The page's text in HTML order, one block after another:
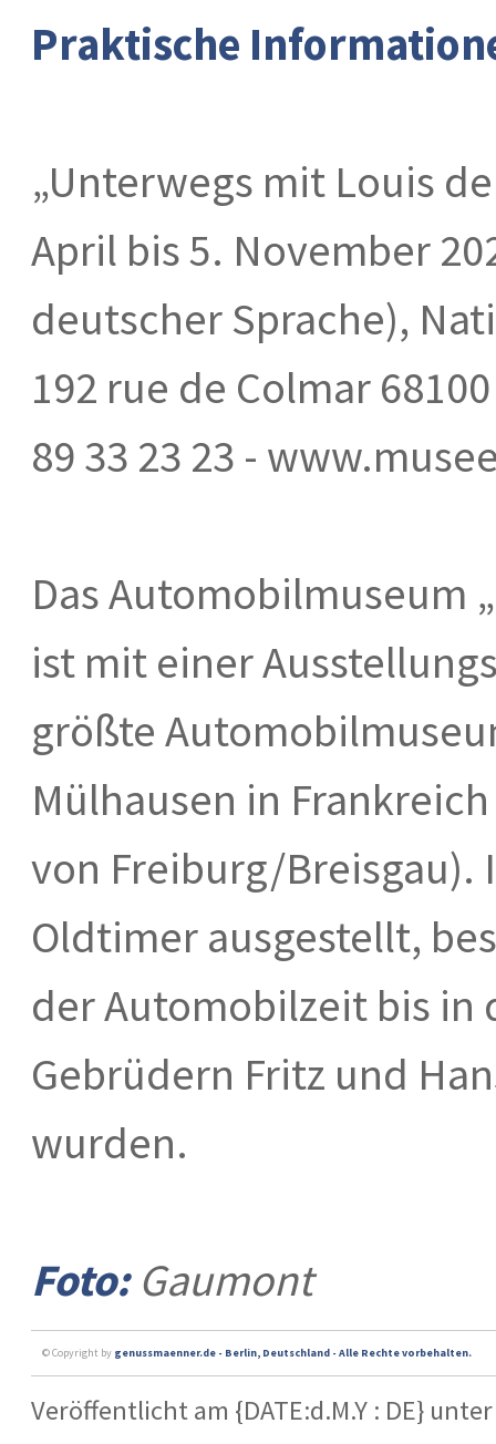
Praktische
„Unterwegs mit Louis
April bis 5. November
deutscher Sprache),
192 rue de Colmar
89 33 23 23 -
Das Automobilmuseum
ist mit einer
größte
Mülhausen in
von Freiburg/Breisgau).
Oldtimer ausgestellt,
der Automobilzeit bis in
Gebrüdern Fritz und
wurden.
Foto:Gaumont
© Copyright by genussmaenner.de - Berlin, Deutschland - Alle Rechte vorbehalten.
Veröffentlicht am {DATE:d.M.Y : DE}